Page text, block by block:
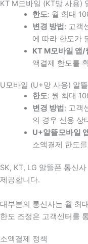
KT M모바일 (KT망 사용)
한도: 월 최대
변경 방법 : 고객
에 따라 한도가
KT M모바일 앱/
액결제 한도를
U모바일 (U+망 사용) 알
한도: 월 최대
변경 방법 : 고객
의 경우 신용 상
U+알뜰모바일
소액결제 한도
SK, KT, LG 알뜰폰 통신
제공합니다.
대부분의 통신사는 월 최
한도 조정은 고객센터를
소액결제 정책